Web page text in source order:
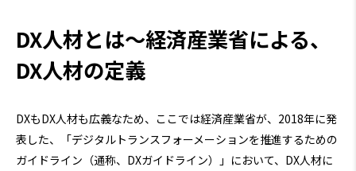
DX人材とは～経済産業省による、
DX人材の定義
DXもDX人材も広義なため、ここでは経済産業省が、2018年に発
表した、「デジタルトランスフォーメーションを推進するための
ガイドライン（通称、DXガイドライン）」において、DX人材に